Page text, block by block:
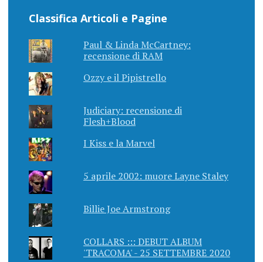
Classifica Articoli e Pagine
Paul & Linda McCartney:
recensione di RAM
Ozzy e il Pipistrello
Judiciary: recensione di
Flesh+Blood
I Kiss e la Marvel
5 aprile 2002: muore Layne Staley
Billie Joe Armstrong
COLLARS ::: DEBUT ALBUM
'TRACOMA' - 25 SETTEMBRE 2020